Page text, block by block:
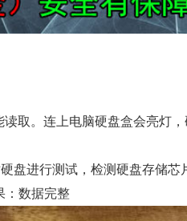
取。连上电脑硬盘盒会亮灯
盘进行测试，检测硬盘存储芯
：数据完整